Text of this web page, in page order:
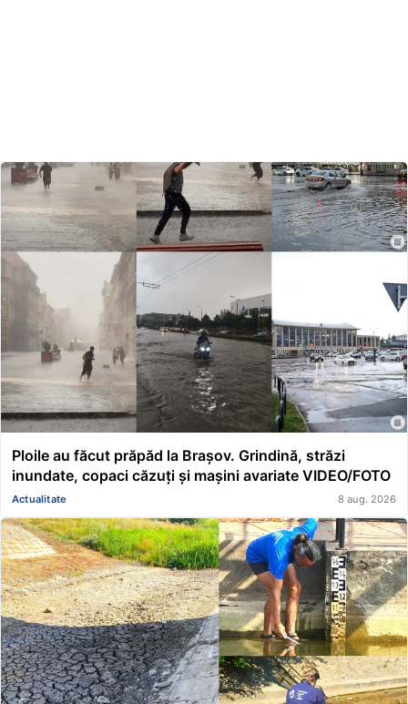
Ploile au făcut prăpăd la Brașov. Grindină, străzi
inundate, copaci căzuți și mașini avariate VIDEO/FOTO
Actualitate 8 aug. 2026